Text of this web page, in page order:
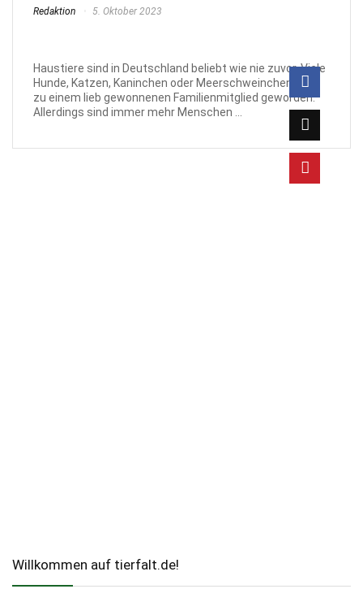
Redaktion 5. Oktober 2023
Haustiere sind in Deutschland beliebt wie nie zuvor. Viele
Hunde, Katzen, Kaninchen oder Meerschweinchen sind
zu einem lieb gewonnenen Familienmitglied geworden.
Allerdings sind immer mehr Menschen ...
Willkommen auf tierfalt.de!